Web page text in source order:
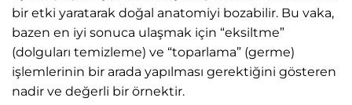
bir etki yaratarak doğal anatomiyi bozabilir. Bu vaka,
bazen en iyi sonuca ulaşmak için “eksiltme”
(dolguları temizleme) ve “toparlama” (germe)
işlemlerinin bir arada yapılması gerektiğini gösteren
nadir ve değerli bir örnektir.